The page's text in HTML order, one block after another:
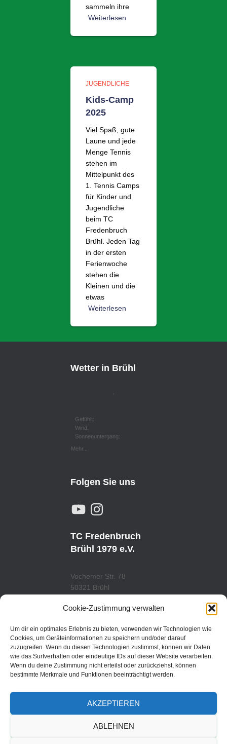
Cookie-Zustimmung verwalten
Um dir ein optimales Erlebnis zu bieten, verwenden wir Technologien wie
Cookies, um Geräteinformationen zu speichern und/oder darauf
zuzugreifen. Wenn du diesen Technologien zustimmst, können wir Daten
wie das Surfverhalten oder eindeutige IDs auf dieser Website verarbeiten.
Wenn du deine Zustimmung nicht erteilst oder zurückziehst, können
bestimmte Merkmale und Funktionen beeinträchtigt werden.
AKZEPTIEREN
ABLEHNEN
sammeln ihre
Weiterlesen
JUGENDLICHE
Kids-Camp
2025
Viel Spaß, gute
Laune und jede
Menge Tennis
stehen im
Mittelpunkt des
1. Tennis Camps
für Kinder und
Jugendliche
beim TC
Fredenbruch
Brühl. Jeden Tag
in der ersten
Ferienwoche
stehen die
Kleinen und die
etwas
Weiterlesen
Wetter in Brühl
Gefühlt:
Wind:
Sonnenuntergang:
Mehr...
Folgen Sie uns
Y
O
U
B
E
N
A
G
R
A
TC Fredenbruch
Brühl 1979 e.V.
Vochemer Str. 78
50321 Brühl
www.tcfredenbruch.de
DATENSCHUTZORDUNG